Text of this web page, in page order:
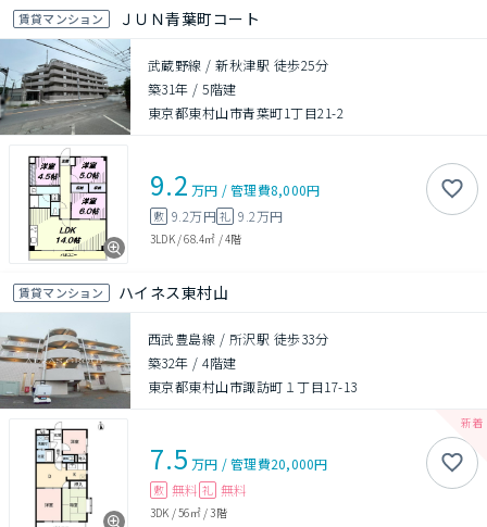
賃貸マンション ＪＵＮ青葉町コート
武蔵野線 / 新秋津駅 徒歩25分
築31年 /5階建
東京都東村山市青葉町1丁目21-2
9.2 万円 /管理費8,000円
敷 9.2万円礼 9.2万円
3LDK/68.4㎡ /4階
賃貸マンション ハイネス東村山
西武豊島線 / 所沢駅 徒歩33分
築32年 /4階建
東京都東村山市諏訪町１丁目17-13
7.5 万円 /管理費20,000円
敷 無料 礼 無料
3DK /56㎡/3階